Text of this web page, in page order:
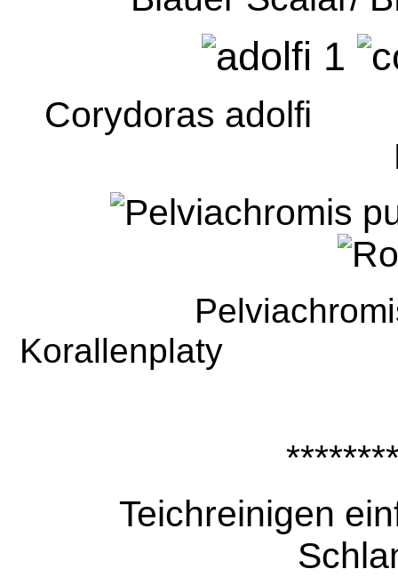
Corydoras
Pelviachromis
Korallenplaty
Teichreinigen